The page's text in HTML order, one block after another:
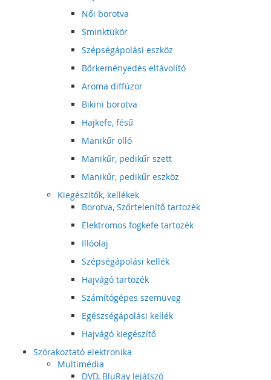
Női borotva
Sminktükör
Szépségápolási eszköz
Bőrkeményedés eltávolító
Aroma diffúzor
Bikini borotva
Hajkefe, fésű
Manikűr olló
Manikűr, pedikűr szett
Manikűr, pedikűr eszköz
Kiegészítők, kellékek
Borotva, Szőrtelenítő tartozék
Elektromos fogkefe tartozék
Illóolaj
Szépségápolási kellék
Hajvágó tartozék
Számítógépes szemüveg
Egészségápolási kellék
Hajvágó kiegészítő
Szórakoztató elektronika
Multimédia
DVD, BluRay lejátszó